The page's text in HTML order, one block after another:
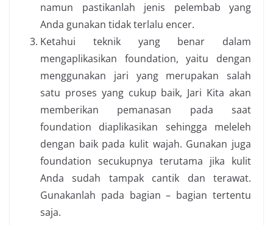
namun pastikanlah jenis pelembab yang
Anda gunakan tidak terlalu encer.
Ketahui teknik yang benar dalam
mengaplikasikan foundation, yaitu dengan
menggunakan jari yang merupakan salah
satu proses yang cukup baik, Jari Kita akan
memberikan pemanasan pada saat
foundation diaplikasikan sehingga meleleh
dengan baik pada kulit wajah. Gunakan juga
foundation secukupnya terutama jika kulit
Anda sudah tampak cantik dan terawat.
Gunakanlah pada bagian – bagian tertentu
saja.